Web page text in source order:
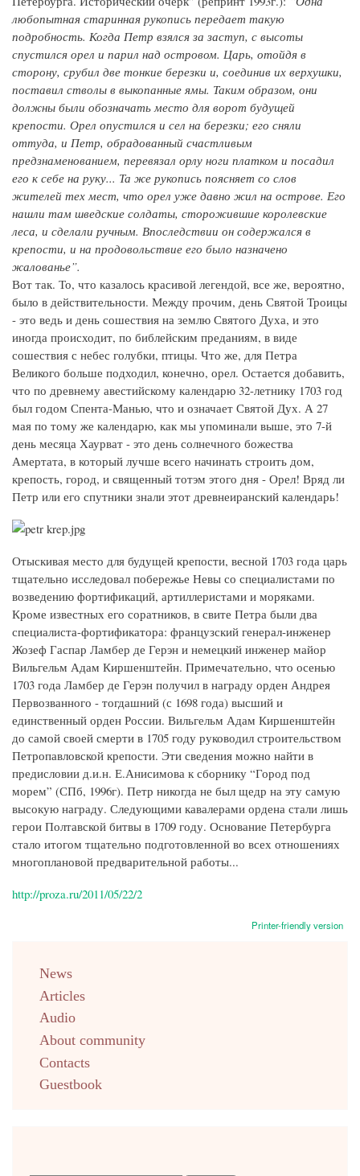
любопытная старинная рукопись передает такую
подробность. Когда Петр взялся за заступ, с высоты
спустился орел и парил над островом. Царь, отойдя в
сторону, срубил две тонкие березки и, соединив их верхушки,
поставил стволы в выкопанные ямы. Таким образом, они
должны были обозначать место для ворот будущей
крепости. Орел опустился и сел на березки; его сняли
оттуда, и Петр, обрадованный счастливым
предзнаменованием, перевязал орлу ноги платком и посадил
его к себе на руку... Та же рукопись поясняет со слов
жителей тех мест, что орел уже давно жил на острове. Его
нашли там шведские солдаты, сторожившие королевские
леса, и сделали ручным. Впоследствии он содержался в
крепости, и на продовольствие его было назначено
жалованье”.
Вот так. То, что казалось красивой легендой, все же, вероятно,
было в действительности. Между прочим, день Святой Троицы
- это ведь и день сошествия на землю Святого Духа, и это
иногда происходит, по библейским преданиям, в виде
сошествия с небес голубки, птицы. Что же, для Петра
Великого больше подходил, конечно, орел. Остается добавить,
что по древнему авестийскому календарю 32-летнику 1703 год
был годом Спента-Манью, что и означает Святой Дух. А 27
мая по тому же календарю, как мы упоминали выше, это 7-й
день месяца Хаурват - это день солнечного божества
Амертата, в который лучше всего начинать строить дом,
крепость, город, и священный тотэм этого дня - Орел! Вряд ли
Петр или его спутники знали этот древнеиранский календарь!
Отыскивая место для будущей крепости, весной 1703 года царь
тщательно исследовал побережье Невы со специалистами по
возведению фортификаций, артиллеристами и моряками.
Кроме известных его соратников, в свите Петра были два
специалиста-фортификатора: французский генерал-инженер
Жозеф Гаспар Ламбер де Герэн и немецкий инженер майор
Вильгельм Адам Киршенштейн. Примечательно, что осенью
1703 года Ламбер де Герэн получил в награду орден Андрея
Первозванного - тогдашний (с 1698 года) высший и
единственный орден России. Вильгельм Адам Киршенштейн
до самой своей смерти в 1705 году руководил строительством
Петропавловской крепости. Эти сведения можно найти в
предисловии д.и.н. Е.Анисимова к сборнику “Город под
морем” (СПб, 1996г). Петр никогда не был щедр на эту самую
высокую награду. Следующими кавалерами ордена стали лишь
герои Полтавской битвы в 1709 году. Основание Петербурга
стало итогом тщательно подготовленной во всех отношениях
многоплановой предварительной работы...
http://proza.ru/2011/05/22/2
Printer-friendly version
english
News
Articles
Audio
About community
Contacts
Guestbook